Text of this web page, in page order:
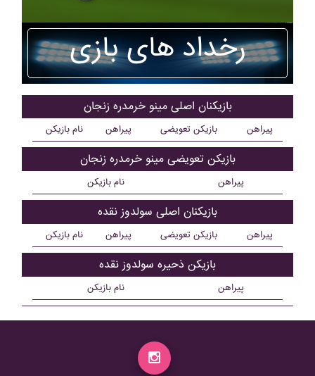
رخداد های بازی
بازیکنان اصلی مينو خرمدره زنجان
نام بازیکن پیراهن بازیکن تعویضی پیراهن
بازیکن تعویضی مينو خرمدره زنجان
نام بازیکن پیراهن
بازیکنان اصلی سولدوز نقده
نام بازیکن پیراهن بازیکن تعویضی پیراهن
بازیکن ذحیره سولدوز نقده
نام بازیکن پیراهن